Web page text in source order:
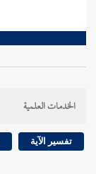
الخدمات العلمية
تفسير الآية